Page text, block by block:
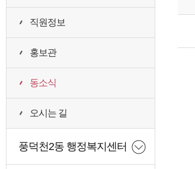
직원정보
홍보관
동소식
오시는 길
풍덕천2동 행정복지센터